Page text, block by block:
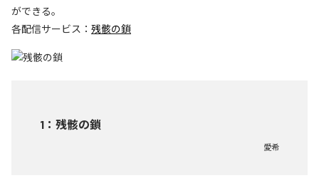
ができる。
各配信サービス： 残骸の鎖
1 ： 残骸の鎖
愛希